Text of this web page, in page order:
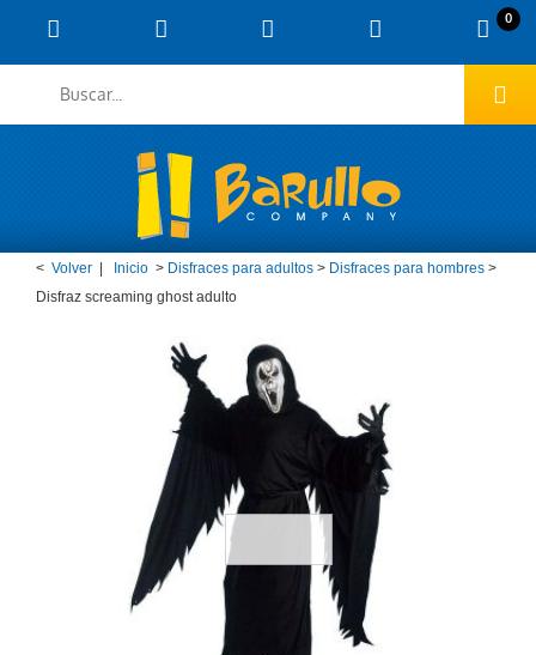
0
< Volver Inicio > Disfraces para adultos > Disfraces para hombres >
Disfraz screaming ghost adulto